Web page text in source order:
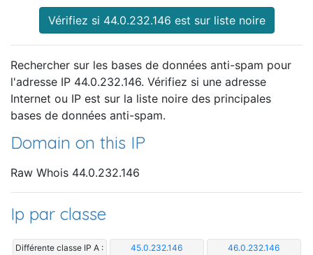
Vérifiez si 44.0.232.146 est sur liste noire
Rechercher sur les bases de données anti-spam pour
l'adresse IP 44.0.232.146. Vérifiez si une adresse
Internet ou IP est sur la liste noire des principales
bases de données anti-spam.
Domain on this IP
Raw Whois 44.0.232.146
Ip par classe
Différente classe IP A : 45.0.232.146 46.0.232.146